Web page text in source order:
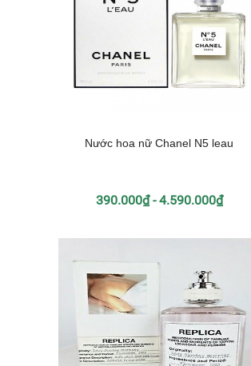
Nước hoa nữ Chanel N5 leau
390.000₫ - 4.590.000₫